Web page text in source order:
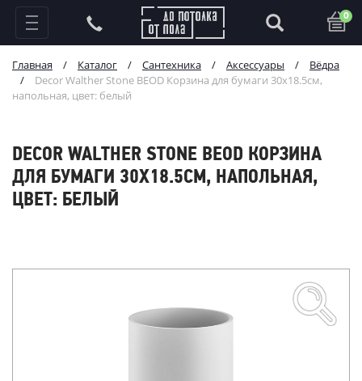
0
Главная / Каталог / Сантехника / Аксессуары /
Вёдра
/
Decor Walther Stone BEOD Корзина для бумаги 30x18.5см,
напольная, цвет: белый
DECOR WALTHER STONE BEOD КОРЗИНА
ДЛЯ БУМАГИ 30X18.5СМ, НАПОЛЬНАЯ,
ЦВЕТ: БЕЛЫЙ